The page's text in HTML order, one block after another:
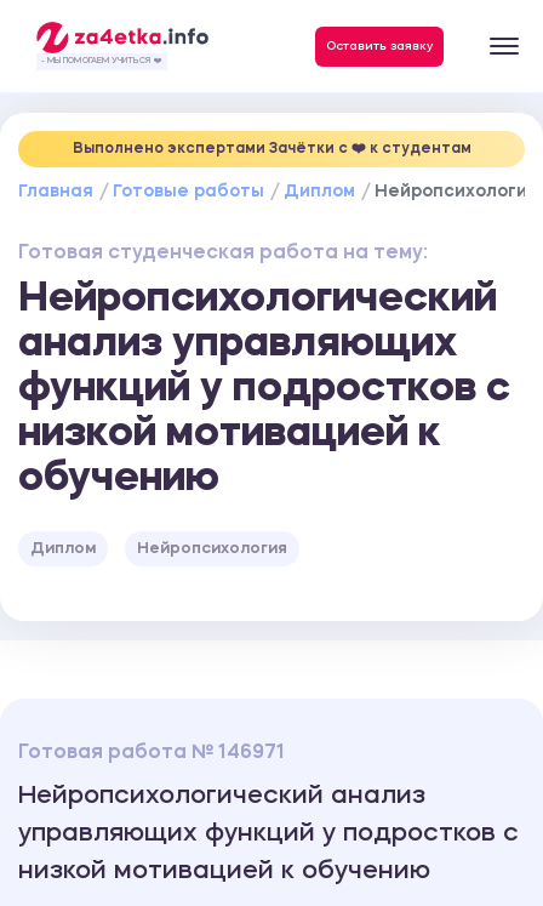
- МЫ ПОМОГАЕМ УЧИТЬСЯ ❤️
Оставить заявку
Выполнено экспертами Зачётки c ❤️ к студентам
Главная Готовые работы Диплом
Готовая студенческая работа на тему:
Нейропсихологический
анализ управляющих
функций у подростков с
низкой мотивацией к
обучению
Диплом Нейропсихология
Готовая работа № 146971
Нейропсихологический анализ
управляющих функций у подростков с
низкой мотивацией к обучению